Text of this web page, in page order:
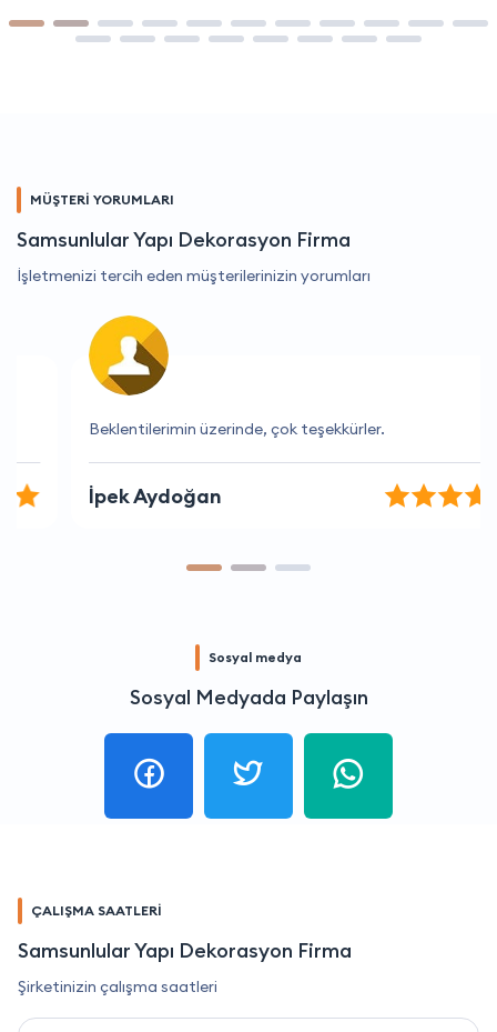
MÜŞTERİ YORUMLARI
Samsunlular Yapı Dekorasyon Firma
İşletmenizi tercih eden müşterilerinizin yorumları
Beklentilerimin üzerinde, çok teşekkürler.
İpek Aydoğan
Sosyal medya
Sosyal Medyada Paylaşın
ÇALIŞMA SAATLERİ
Samsunlular Yapı Dekorasyon Firma
Şirketinizin çalışma saatleri